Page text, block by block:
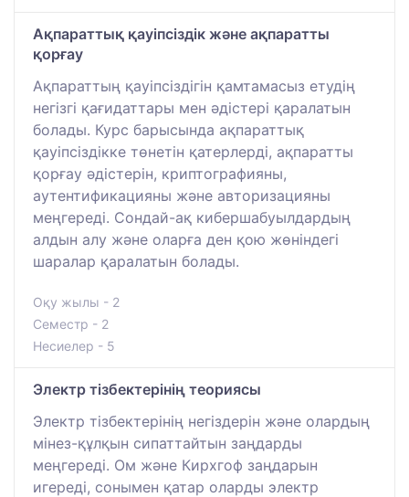
Ақпараттық қауіпсіздік және ақпаратты
қорғау
Ақпараттың қауіпсіздігін қамтамасыз етудің
негізгі қағидаттары мен әдістері қаралатын
болады. Курс барысында ақпараттық
қауіпсіздікке төнетін қатерлерді, ақпаратты
қорғау әдістерін, криптографияны,
аутентификацияны және авторизацияны
меңгереді. Сондай-ақ кибершабуылдардың
алдын алу және оларға ден қою жөніндегі
шаралар қаралатын болады.
Оқу жылы - 2
Семестр - 2
Несиелер - 5
Электр тізбектерінің теориясы
Электр тізбектерінің негіздерін және олардың
мінез-құлқын сипаттайтын заңдарды
меңгереді. Ом және Кирхгоф заңдарын
игереді, сонымен қатар оларды электр